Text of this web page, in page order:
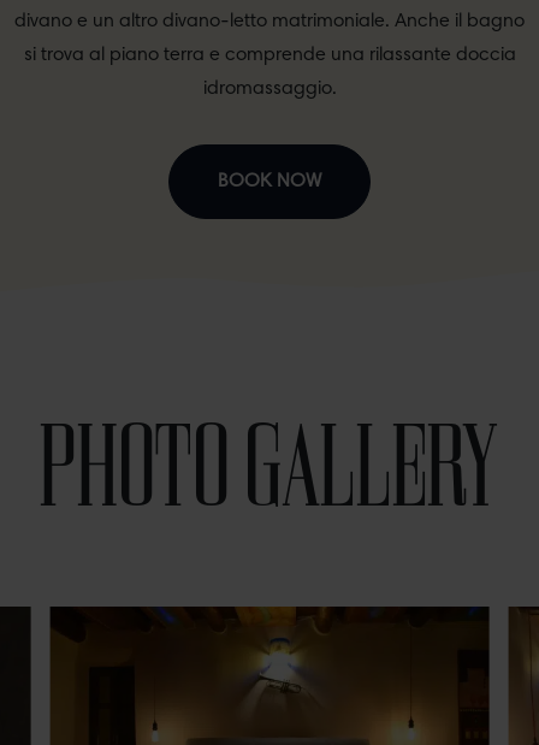
divano e un altro divano-letto matrimoniale. Anche il bagno
si trova al piano terra e comprende una rilassante doccia
idromassaggio.
BOOK NOW
PHOTO GALLERY